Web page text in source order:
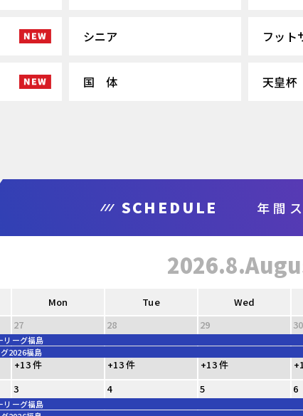
シニア フット
国 体 天皇杯
SCHEDULE 年間
Mon Tue Wed
27 28 29 30
リーグ福島
2026福島
+13 件 +13 件 +13 件
3 4 5 6
リーグ福島